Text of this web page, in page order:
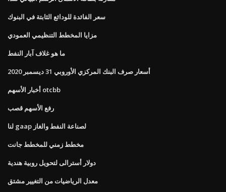
سعر الفائدة للودائع الثابتة في البنوك
مزايا المخطط التنظيمي العمودي
ما هو غلاف آبار النفط
أسعار صرف البنك المركزي الأوروبي 31 ديسمبر 2020
أخبار الأسهم otcbb
رفع الأسهم قصب
لنا gaap لصناعة النفط والغاز
مخطط زمني للمخطط جانت
دولار أسترالى لتحويل روبية هندية
معدل الرياضيات من التغيير مشتق